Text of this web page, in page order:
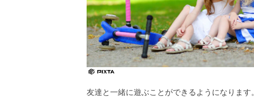
友達と一緒に遊ぶことができるようになります。